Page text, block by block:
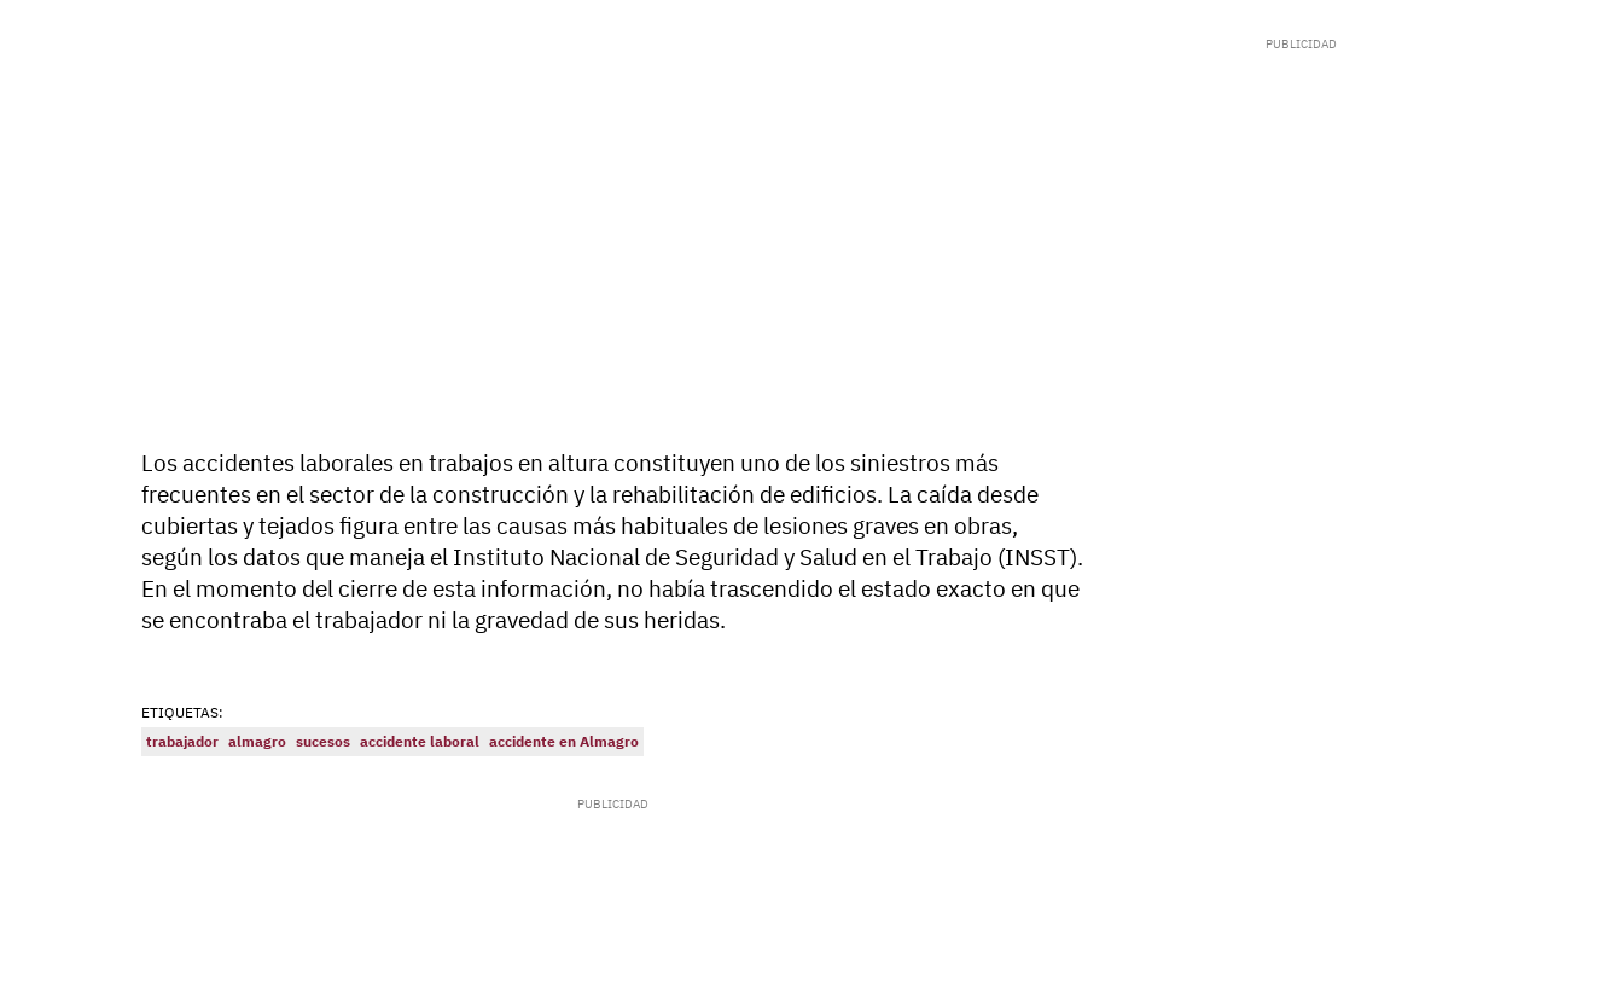
Los accidentes laborales en trabajos en altura constituyen uno de los siniestros más
frecuentes en el sector de la construcción y la rehabilitación de edificios. La caída desde
cubiertas y tejados figura entre las causas más habituales de lesiones graves en obras,
según los datos que maneja el Instituto Nacional de Seguridad y Salud en el Trabajo (INSST).
En el momento del cierre de esta información, no había trascendido el estado exacto en que
se encontraba el trabajador ni la gravedad de sus heridas.
ETIQUETAS:
trabajador almagro sucesos accidente laboral accidente en Almagro